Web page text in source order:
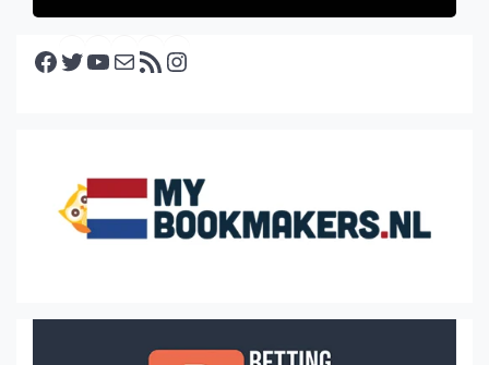
Facebook Twitter YouTube E-mail RSS feed